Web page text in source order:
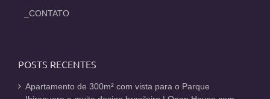
_CONTATO
POSTS RECENTES
Apartamento de 300m² com vista para o Parque